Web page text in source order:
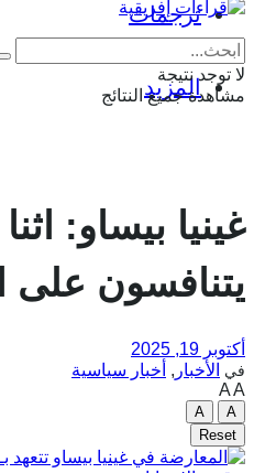
ترجمات
المزيد
لا توجد نتيجة
مشاهدة جميع النتائج
غينيا بيساو:
يتنافسون على
أكتوبر 19, 2025
في الأخبار , أخبار سياسية
AA
A
A
Reset